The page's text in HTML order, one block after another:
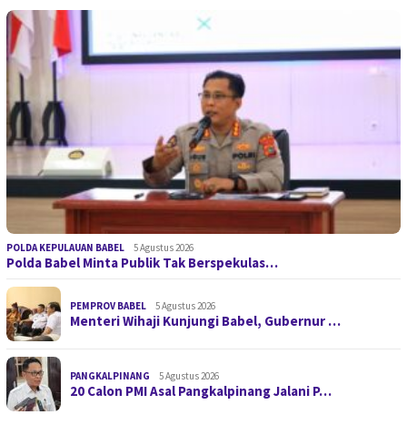
POLDA KEPULAUAN BABEL 5 Agustus 2026
Polda Babel Minta Publik Tak Berspekulas…
PEMPROV BABEL 5 Agustus 2026
Menteri Wihaji Kunjungi Babel, Gubernur …
PANGKALPINANG 5 Agustus 2026
20 Calon PMI Asal Pangkalpinang Jalani P…